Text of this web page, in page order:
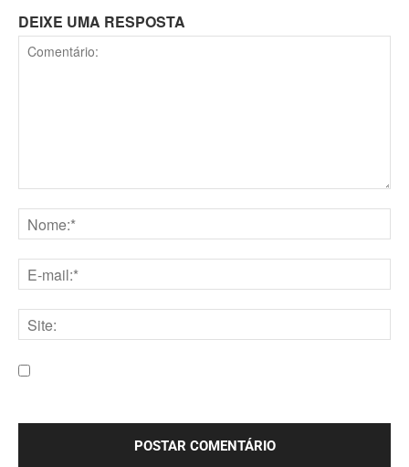
DEIXE UMA RESPOSTA
mail:*